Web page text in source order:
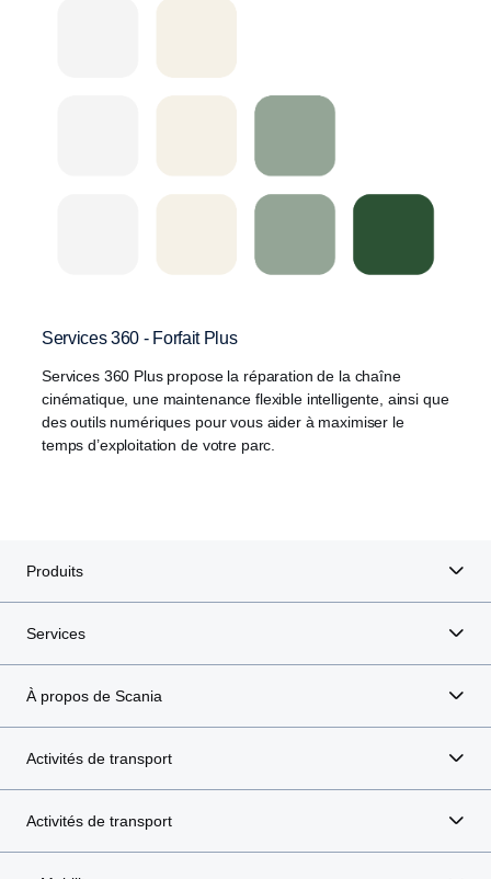
Services 360 - Forfait Plus
Services 360 Plus propose la réparation de la chaîne
cinématique, une maintenance flexible intelligente, ainsi que
des outils numériques pour vous aider à maximiser le
temps d’exploitation de votre parc.
Produits
Services
À propos de Scania
Activités de transport
Activités de transport